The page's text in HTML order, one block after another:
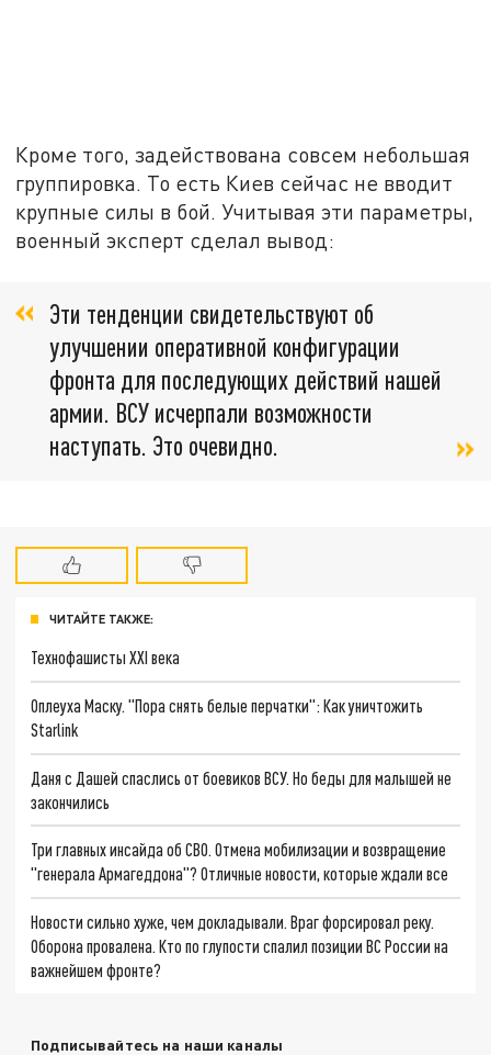
Кроме того, задействована совсем небольшая
группировка. То есть Киев сейчас не вводит
крупные силы в бой. Учитывая эти параметры,
военный эксперт сделал вывод:
Эти тенденции свидетельствуют об
улучшении оперативной конфигурации
фронта для последующих действий нашей
армии. ВСУ исчерпали возможности
наступать. Это очевидно.
ЧИТАЙТЕ ТАКЖЕ:
Технофашисты XXI века
Оплеуха Маску. "Пора снять белые перчатки": Как уничтожить
Starlink
Даня с Дашей спаслись от боевиков ВСУ. Но беды для малышей не
закончились
Три главных инсайда об СВО. Отмена мобилизации и возвращение
"генерала Армагеддона"? Отличные новости, которые ждали все
Новости сильно хуже, чем докладывали. Враг форсировал реку.
Оборона провалена. Кто по глупости спалил позиции ВС России на
важнейшем фронте?
Подписывайтесь на наши каналы